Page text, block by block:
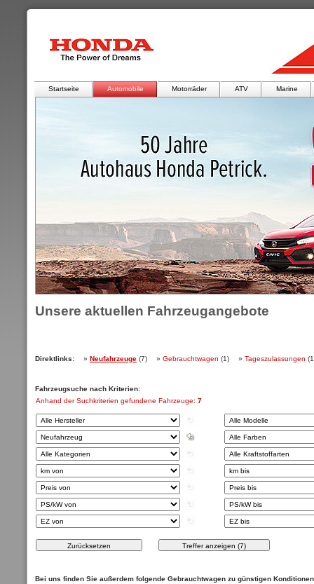
Startseite Automobile Motorräder ATV Marine
Unsere aktuellen Fahrzeugangebote
Direktlinks: » Neufahrzeuge (7) » Gebrauchtwagen (1) » Tageszulassungen
Fahrzeugsuche nach Kriterien:
Anhand der Suchkriterien gefundene Fahrzeuge: 7
Bei uns finden Sie außerdem folgende Gebrauchtwagen zu günstigen